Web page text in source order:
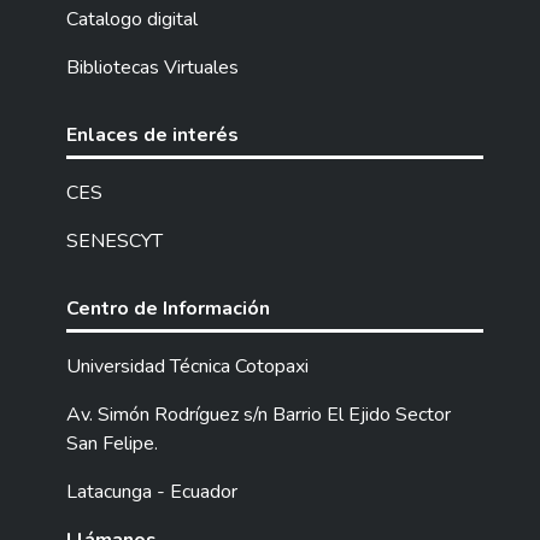
Superintendencia de Economía Popular y
2021.
Catalogo digital
Bibliotecas Virtuales
Enlaces de interés
CES
SENESCYT
Centro de Información
Universidad Técnica Cotopaxi
Av. Simón Rodríguez s/n Barrio El Ejido Sector
San Felipe.
Latacunga - Ecuador